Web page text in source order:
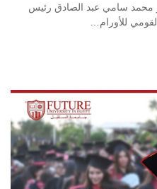
محمد سامي عبد الصادق رئيس
للأورام…